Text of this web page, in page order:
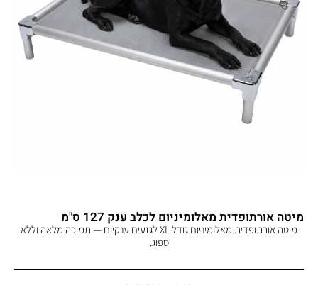
מיטה אורתופדית מאלומיניום לכלב ענק 127 ס"מ
מיטה אורתופדית מאלומיניום גודל XL לגזעים ענקיים — תמיכה מלאה וללא
ספוג.